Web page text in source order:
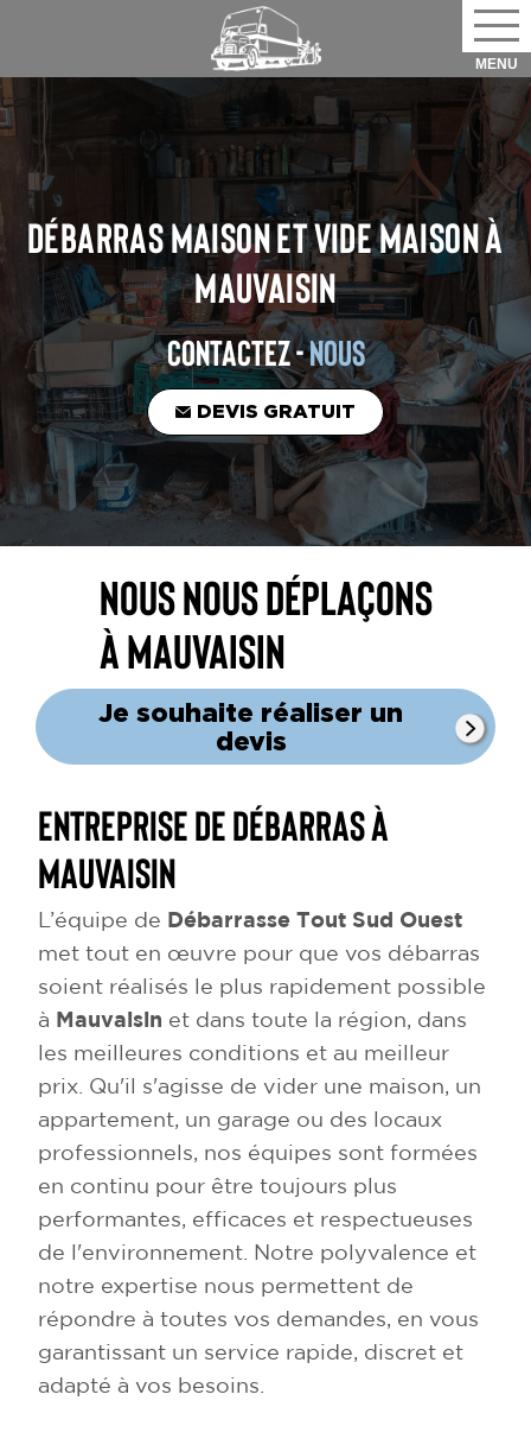
DÉBARRAS MAISON ET VIDE MAISONÀ
MAUVAISIN
CONTACTEZ -NOUS
DEVIS GRATUIT
Nous nous déplaçons
à Mauvaisin
Je souhaite réaliser un
devis
Entreprise de débarras à
Mauvaisin
L’équipe de
Débarrasse Tout Sud Ouest
met tout en œuvre pour que vos débarras
soient réalisés le plus rapidement possible
à
Mauvaisin et dans toute la région, dans
les meilleures conditions et au meilleur
prix. Qu'il s'agisse de vider une maison, un
appartement, un garage ou des locaux
professionnels, nos équipes sont formées
en continu pour être toujours plus
performantes, efficaces et respectueuses
de l'environnement. Notre polyvalence et
notre expertise nous permettent de
répondre à toutes vos demandes, en vous
garantissant un service rapide, discret et
adapté à vos besoins.